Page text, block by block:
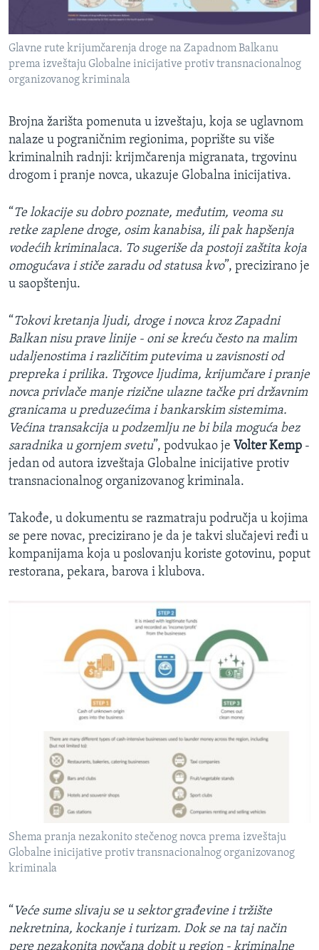
Glavne rute krijumčarenja droge na Zapadnom Balkanu
prema izveštaju Globalne inicijative protiv transnacionalnog
organizovanog kriminala
Brojna žarišta pomenuta u izveštaju, koja se uglavnom
nalaze u pograničnim regionima, poprište su više
kriminalnih radnji: krijmčarenja migranata, trgovinu
drogom i pranje novca, ukazuje Globalna inicijativa.
“Te lokacije su dobro poznate, međutim, veoma su
retke zaplene droge, osim kanabisa, ili pak hapšenja
vodećih kriminalaca. To sugeriše da postoji zaštita koja
omogućava i stiče zaradu od statusa kvo”, precizirano je
u saopštenju.
“Tokovi kretanja ljudi, droge i novca kroz Zapadni
Balkan nisu prave linije - oni se kreću često na malim
udaljenostima i različitim putevima u zavisnosti od
prepreka i prilika. Trgovce ljudima, krijumčare i pranje
novca privlače manje rizične ulazne tačke pri državnim
granicama u preduzećima i bankarskim sistemima.
Većina transakcija u podzemlju ne bi bila moguća bez
saradnika u gornjem svetu”, podvukao je Volter Kemp -
jedan od autora izveštaja Globalne inicijative protiv
transnacionalnog organizovanog kriminala.
Takođe, u dokumentu se razmatraju područja u kojima
se pere novac, precizirano je da je takvi slučajevi ređi u
kompanijama koja u poslovanju koriste gotovinu, poput
restorana, pekara, barova i klubova.
Shema pranja nezakonito stečenog novca prema izveštaju
Globalne inicijative protiv transnacionalnog organizovanog
kriminala
“ Veće sume slivaju se u sektor građevine i tržište
nekretnina, kockanje i turizam. Dok se na taj način
pere nezakonita novčana dobit u region - kriminalne